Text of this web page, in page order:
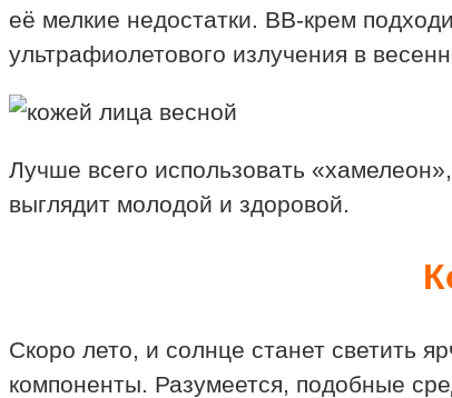
её мелкие недостатки. ВВ-крем
ультрафиолетового излучения в
Лучше всего использовать
выглядит молодой и здоровой.
Скоро лето, и солнце станет светить
компоненты. Разумеется, подобные